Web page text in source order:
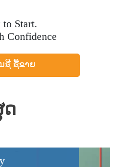
Start.
Confidence
ຊີ ຊື້ຂາຍ
ດ